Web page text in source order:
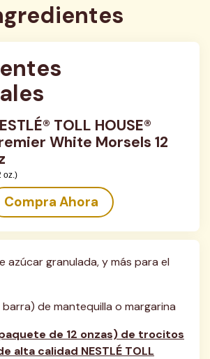
TOLL HOUSE®
White Morsels 12
oz.)
Compra Ahora
azúcar granulada, y más para el
barra) de mantequilla o margarina
de 12 onzas) de trocitos
alta calidad NESTLÉ TOLL